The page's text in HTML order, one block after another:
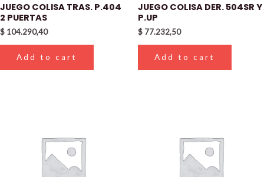
JUEGO COLISA TRAS. P.404
2 PUERTAS
$ 104.290,40
Add to cart
JUEGO COLISA DER. 504SR Y
P.UP
$ 77.232,50
Add to cart